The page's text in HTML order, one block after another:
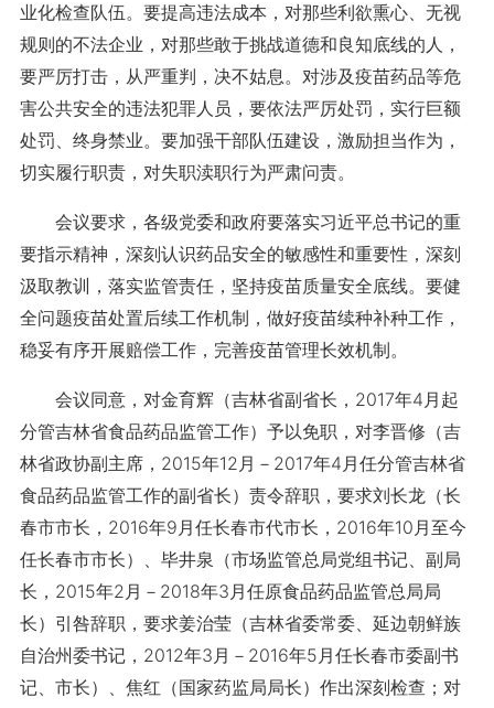
业化检查队伍。要提高违法成本，对那些利欲熏心、无视
规则的不法企业，对那些敢于挑战道德和良知底线的人，
要严厉打击，从严重判，决不姑息。对涉及疫苗药品等危
害公共安全的违法犯罪人员，要依法严厉处罚，实行巨额
处罚、终身禁业。要加强干部队伍建设，激励担当作为，
切实履行职责，对失职渎职行为严肃问责。
会议要求，各级党委和政府要落实习近平总书记的重
要指示精神，深刻认识药品安全的敏感性和重要性，深刻
汲取教训，落实监管责任，坚持疫苗质量安全底线。要健
全问题疫苗处置后续工作机制，做好疫苗续种补种工作，
稳妥有序开展赔偿工作，完善疫苗管理长效机制。
会议同意，对金育辉（吉林省副省长，2017年4月起
分管吉林省食品药品监管工作）予以免职，对李晋修（吉
林省政协副主席，2015年12月－2017年4月任分管吉林省
食品药品监管工作的副省长）责令辞职，要求刘长龙（长
春市市长，2016年9月任长春市代市长，2016年10月至今
任长春市市长）、毕井泉（市场监管总局党组书记、副局
长，2015年2月－2018年3月任原食品药品监管总局局
长）引咎辞职，要求姜治莹（吉林省委常委、延边朝鲜族
自治州委书记，2012年3月－2016年5月任长春市委副书
记、市长）、焦红（国家药监局局长）作出深刻检查；对